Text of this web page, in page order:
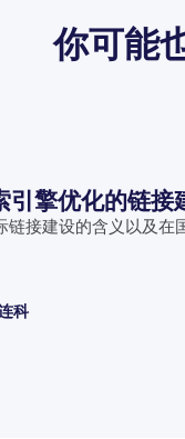
你可能
引擎优化的链接
链接建设的含义以及
科